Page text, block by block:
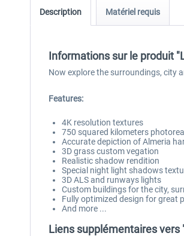
Description Matériel requis
Informations sur le produit
Now explore the surroundings, city
Features:
4K resolution textures
750 squared kilometers
Accurate depiction of Almeria
3D grass custom vegation
Realistic shadow rendition
Special night light shadows
3D ALS and runways lights
Custom buildings for the city,
Fully optimized design for great
And more ...
Liens supplémentaires vers